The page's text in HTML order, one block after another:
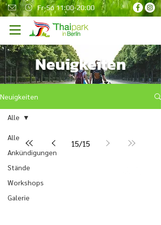
Fr-So 11:00-20:00
Neuigkeiten
Neuigkeiten
Alle
Ankündigungen
Stände
Workshops
Galerie
Alle
15/15
Impressum
©2021 All Rights Reserved THAIPARK BERLIN